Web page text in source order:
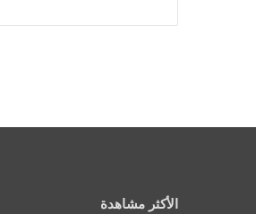
الأكثر مشاهدة